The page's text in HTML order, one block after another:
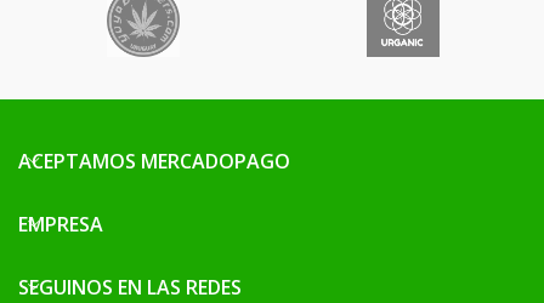
ACEPTAMOS MERCADOPAGO
EMPRESA
SEGUINOS EN LAS REDES